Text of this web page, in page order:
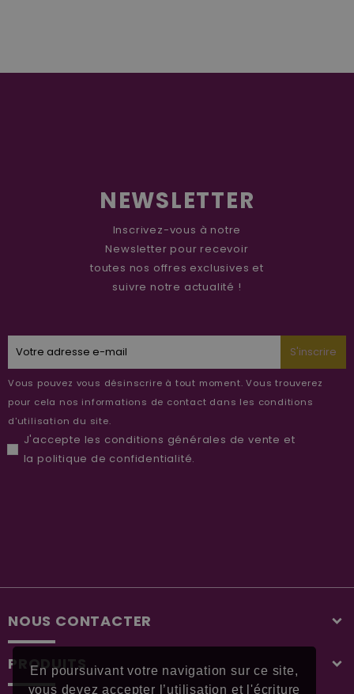
En poursuivant votre navigation sur ce site,
vous devez accepter l’utilisation et l'écriture
NEWSLETTER
Inscrivez-vous à notre
Newsletter pour recevoir
toutes nos offres exclusives et
suivre notre actualité !
S'inscrire
Vous pouvez vous désinscrire à tout moment. Vous trouverez
pour cela nos informations de contact dans les conditions
d'utilisation du site.
J'accepte les conditions générales de vente et
la politique de confidentialité.
NOUS CONTACTER
PRODUITS